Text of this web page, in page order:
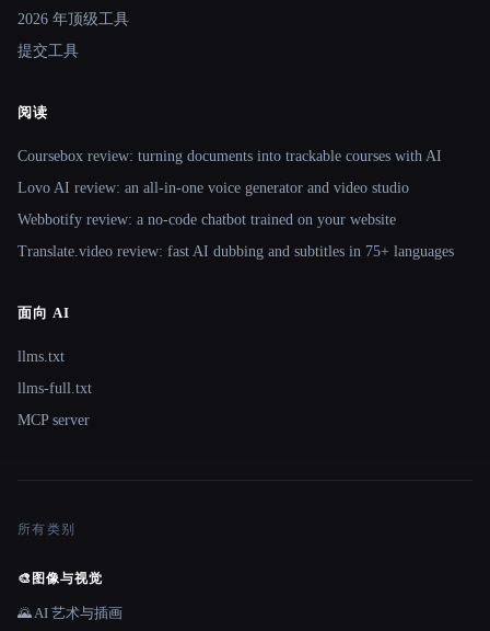
2026 年顶级工具
提交工具
阅读
Coursebox review: turning documents into trackable courses with AI
Lovo AI review: an all-in-one voice generator and video studio
Webbotify review: a no-code chatbot trained on your website
Translate.video review: fast AI dubbing and subtitles in 75+ languages
面向 AI
llms.txt
llms-full.txt
MCP server
所有类别
🎨 图像与视觉
🌄 AI 艺术与插画